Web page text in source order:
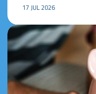
17 JUL 2026